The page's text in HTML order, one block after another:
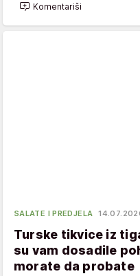
Komentariši
SALATE I PREDJELA
Turske tikvice iz
su vam dosadile
morate da probate